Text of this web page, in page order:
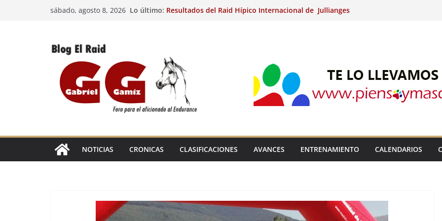
sábado, agosto 8, 2026 Lo último: Resultados del Raid Hípico Internacional de Jullianges
Caballos Jóvenes de Raid.
Raid Hípico Eladina Kung (Badajoz).
EL
NOTICIAS CRONICAS CLASIFICACIONES AVANCES ENTRENAMIENTO CALENDARIOS